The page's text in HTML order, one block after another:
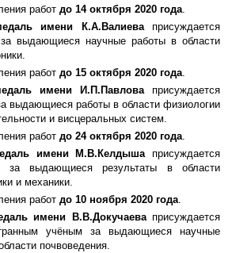
работ до 14 октября 2020 года.
имени К.А.Валиеваприсуждается
выдающиеся научные работы в области
работдо 15 октября 2020 года.
имени И.П.Павловаприсуждается
выдающиеся работы в области физиологии
и висцеральных систем.
работ до 24 октября 2020 года.
имени М.В.Келдышаприсуждается
за выдающиеся результаты в области
и механики.
работ до 10 ноября 2020 года.
имени В.В.Докучаеваприсуждается
учёным за выдающиеся научные
почвоведения.